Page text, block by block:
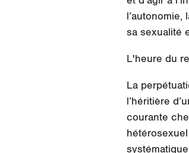
sa sexualité
L'heure du
La
l’héritière
courante